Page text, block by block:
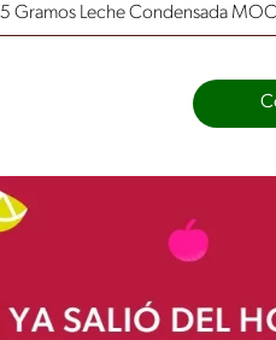
Gramos Leche Condensada